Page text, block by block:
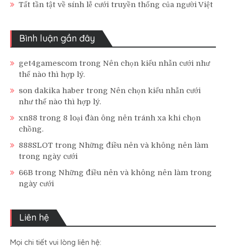
Tất tần tật về sính lễ cưới truyền thống của người Việt
Bình luận gần đây
get4gamescom trong Nên chọn kiểu nhẫn cưới như
thế nào thì hợp lý.
son dakika haber trong Nên chọn kiểu nhẫn cưới
như thế nào thì hợp lý.
xn88 trong 8 loại đàn ông nên tránh xa khi chọn
chồng.
888SLOT trong Những điều nên và không nên làm
trong ngày cưới
66B trong Những điều nên và không nên làm trong
ngày cưới
Liên hệ
Mọi chi tiết vui lòng liên hệ: